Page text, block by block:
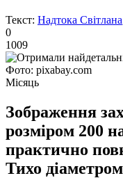
Текст: Надтока Світлана
0
1009
Фото: pixabay.com
Місяць
Зображення
розміром 200
практично
Тихо